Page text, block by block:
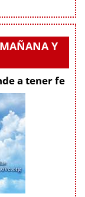
Y
a tener fe